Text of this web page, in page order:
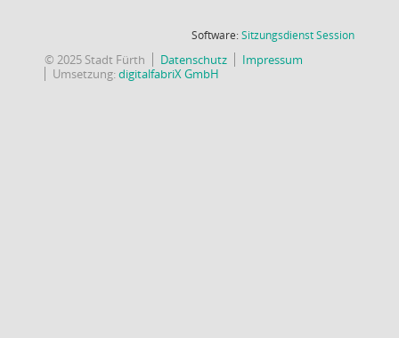
Software:SitzungsdienstSession(Wird in
© 2025 Stadt Fürth Datenschutz
Impressum
Umsetzung:digitalfabriX GmbH